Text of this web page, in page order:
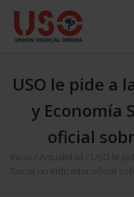
USO le pide a
y Economía
oficial
Inicio Actualidad
USO le
Social un indicador oficial